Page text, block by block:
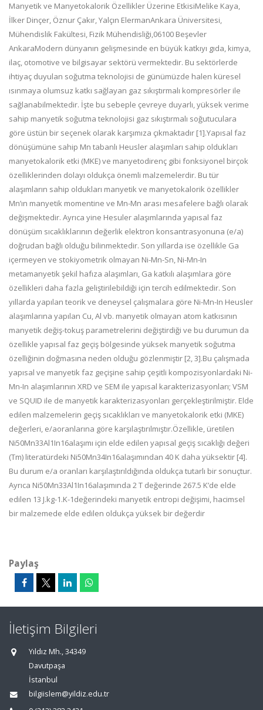
Manyetik ve Manyetokalorik Özellikler Üzerine EtkisiMelike Kaya,
İlker Dinçer, Öznur Çakır, Yalçın ElermanAnkara Üniversitesi,
Mühendislik Fakültesi, Fizik Mühendisliği,06100 Beşevler
AnkaraModern dünyanın gelişmesinde en büyük katkıyı gıda, kimya,
ilaç, otomotive ve bilgisayar sektörü vermektedir. Bu sektörlerde
ihtiyaç duyulan soğutma teknolojisi de günümüzde halen küresel
ısınmaya olumsuz katkı sağlayan gaz sıkıştırmalı kompresörler ile
sağlanabilmektedir. İşte bu sebeple çevreye duyarlı,yüksek verime
sahip manyetik soğutma teknolojisi gaz sıkıştırmalı soğutuculara
göre üstün bir seçenek olarak karşımıza çıkmaktadır [1].Yapısal faz
dönüşümüne sahip Mn tabanlı Heusler alaşımları sahip oldukları
manyetokalorik etki (MKE) ve manyetodirenç gibi fonksiyonel birçok
özelliklerinden dolayı oldukça önemli malzemelerdir. Bu tür
alaşımların sahip oldukları manyetik ve manyetokalorik özellikler
Mn’ın manyetik momentine ve Mn-Mn arası mesafelere bağlı olarak
değişmektedir. Ayrıca yine Hesuler alaşımlarında yapısal faz
dönüşüm sıcaklıklarının değerlik elektron konsantrasyonuna (e/a)
doğrudan bağlı olduğu bilinmektedir. Son yıllarda ise özellikle Ga
içermeyen ve stokiyometrik olmayan Ni-Mn-Sn, Ni-Mn-In
metamanyetik şekil hafıza alaşımları, Ga katkılı alaşımlara göre
özellikleri daha fazla geliştirilebildiği için tercih edilmektedir. Son
yıllarda yapılan teorik ve deneysel çalışmalara göre Ni-Mn-In Heusler
alaşımlarına yapılan Cu, Al vb. manyetik olmayan atom katkısının
manyetik değiş-tokuş parametrelerini değiştirdiği ve bu durumun da
özellikle yapısal faz geçiş bölgesinde yüksek manyetik soğutma
özelliğinin doğmasına neden olduğu gözlenmiştir [2, 3].Bu çalışmada
yapısal ve manyetik faz geçişine sahip çeşitli kompozisyonlardaki Ni-
Mn-In alaşımlarının XRD ve SEM ile yapısal karakterizasyonları; VSM
ve SQUID ile de manyetik karakterizasyonları gerçekleştirilmiştir. Elde
edilen malzemelerin geçiş sıcaklıkları ve manyetokalorik etki (MKE)
değerleri, e/aoranlarına göre karşılaştırılmıştır.Özellikle, üretilen
Ni50Mn33Al1In16alaşımı için elde edilen yapısal geçiş sıcaklığı değeri
(Tm) literatürdeki Ni50Mn34In16alaşımından 40 K daha yüksektir [4].
Bu durum e/a oranları karşılaştırıldığında oldukça tutarlı bir sonuçtur.
Ayrıca Ni50Mn33Al1In16alaşımında 2 T değerinde 267.5 K’de elde
edilen 13 J.kg-1.K-1değerindeki manyetik entropi değişimi, hacimsel
bir malzemede elde edilen oldukça yüksek bir değerdir
Paylaş
İletişim Bilgileri
Yıldız Mh., 34349
Davutpaşa
İstanbul
bilgiislem@yildiz.edu.tr